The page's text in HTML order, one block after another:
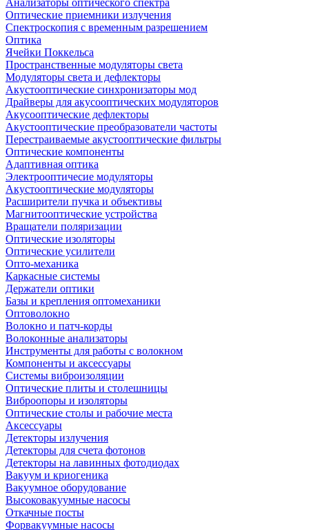
Анализаторы оптического спектра
Оптические приемники излучения
Спектроскопия с временным разрешением
Оптика
Ячейки Поккельса
Пространственные модуляторы света
Модуляторы света и дефлекторы
Акустооптические синхронизаторы мод
Драйверы для акусооптических модуляторов
Акусооптические дефлекторы
Акустооптические преобразователи частоты
Перестраиваемые акустооптические фильтры
Оптические компоненты
Адаптивная оптика
Электрооптичесие модуляторы
Акустооптические модуляторы
Расширители пучка и объективы
Магнитооптические устройства
Вращатели поляризации
Оптические изоляторы
Оптические усилители
Опто-механика
Каркасные системы
Держатели оптики
Базы и крепления оптомеханики
Оптоволокно
Волокно и патч-корды
Волоконные анализаторы
Инструменты для работы с волокном
Компоненты и аксессуары
Системы виброизоляции
Оптические плиты и столешницы
Виброопоры и изоляторы
Оптические столы и рабочие места
Аксессуары
Детекторы излучения
Детекторы для счета фотонов
Детекторы на лавинных фотодиодах
Вакуум и криогеника
Вакуумное оборудование
Высоковакуумные насосы
Откачные посты
Форвакуумные насосы